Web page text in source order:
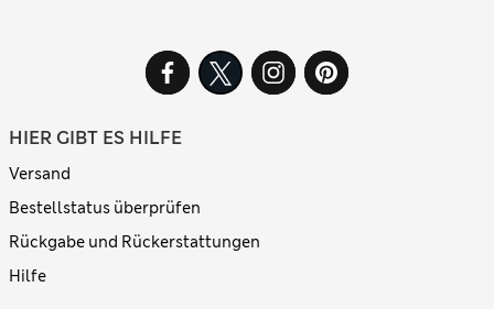
HIER GIBT ES HILFE
Versand
Bestellstatus überprüfen
Rückgabe und Rückerstattungen
Hilfe